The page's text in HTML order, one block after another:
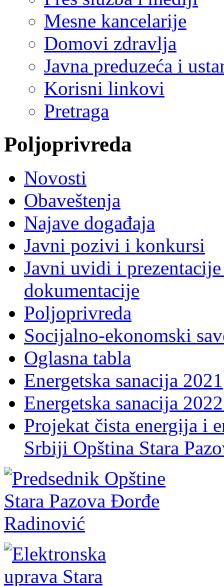
Mesne kancelarije
Domovi zdravlja
Javna preduzeća i
Korisni linkovi
Pretraga
Poljoprivreda
Novosti
Obaveštenja
Najave događaja
Javni pozivi i konkursi
Javni uvidi i
dokumentacije
Poljoprivreda
Socijalno-ekonomski
Oglasna tabla
Energetska sanacija 2021
Energetska sanacija
Projekat čista energija i
Srbiji Opština Stara